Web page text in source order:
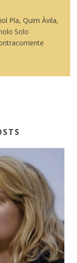
Pla, Quim Àvila,
Solo